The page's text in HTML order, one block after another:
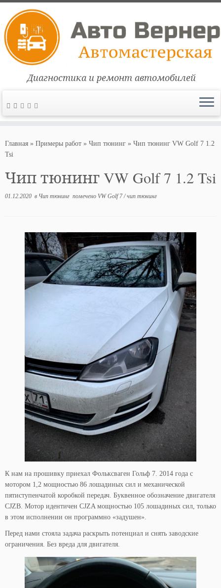
содержимому
Диагностика и ремонт автомобилей
Главная » Примеры работ » Чип тюнинг » Чип тюнинг VW Golf 7 1.2
Tsi
Чип тюнинг VW Golf 7 1.2 Tsi
01.12.2020 в Чип тюнинг помечено VW Golf 7/чип тюнинг
К нам на прошивку приехал Фольксваген Гольф 7. 2014 года с
мотором 1,2 мощностью 86 лошадиных сил и механической
пятиступенчатой коробкой передач. Буквенное обозначение двигателя
CJZB. Мотор идентичен CJZA мощностью 105 лошадиных сил, только
в этом исполнении он программно «задушен».
Перед нами стояла задача раскрыть потенциал и снять заводские
ограничения. Без вреда для двигателя.